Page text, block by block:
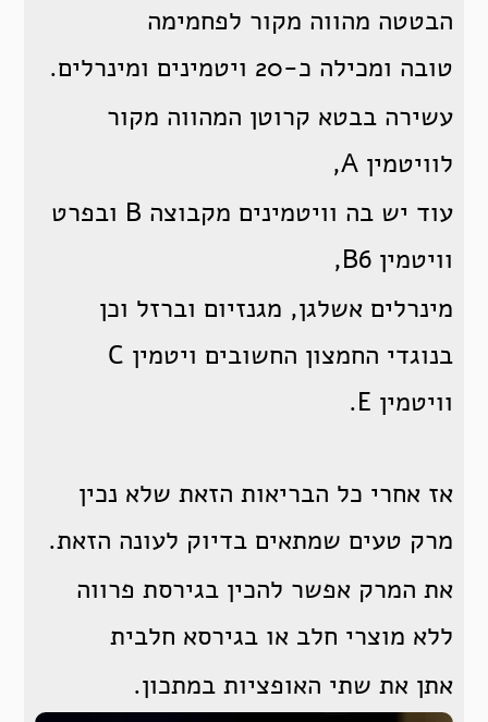
הבטטה מהווה מקור לפחמימה
טובה ומכילה כ-20 ויטמינים ומינרלים.
עשירה בבטא קרוטן המהווה מקור
לוויטמין A,
עוד יש בה וויטמינים מקבוצה B ובפרט
וויטמין B6,
מינרלים אשלגן, מגנזיום וברזל וכן
בנוגדי החמצון החשובים ויטמין C
וויטמין E.
אז אחרי כל הבריאות הזאת שלא נכין
מרק טעים שמתאים בדיוק לעונה הזאת.
את המרק אפשר להכין בגירסת פרווה
ללא מוצרי חלב או בגירסא חלבית
אתן את שתי האופציות במתכון.